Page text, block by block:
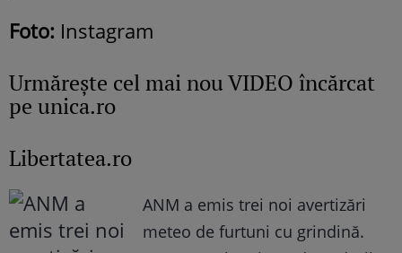
Foto: Instagram
Urmăreşte cel mai nou VIDEO încărcat
pe unica.ro
Libertatea.ro
ANM a emis trei noi avertizări
meteo de furtuni cu grindină.